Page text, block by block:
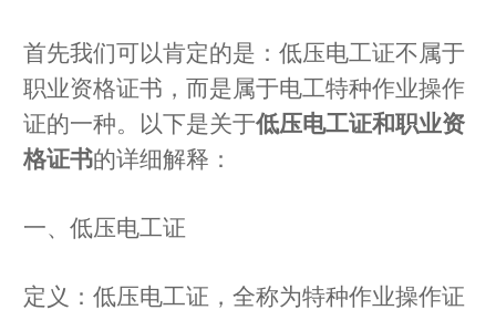
首先我们可以肯定的是：低压电工证不属于
职业资格证书，而是属于电工特种作业操作
证的一种。以下是关于低压电工证和职业资
格证书的详细解释：
一、低压电工证
定义：低压电工证，全称为特种作业操作证